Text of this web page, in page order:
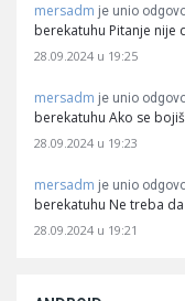
mersadm je unio
berekatuhu Pitanje nije
28.09.2024 u 19:25
mersadm je unio
berekatuhu Ako se
28.09.2024 u 19:23
mersadm je unio
berekatuhu Ne treba
28.09.2024 u 19:21